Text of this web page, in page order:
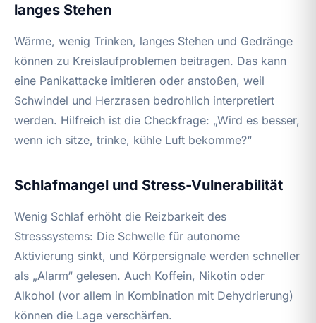
langes Stehen
Wärme, wenig Trinken, langes Stehen und Gedränge
können zu Kreislaufproblemen beitragen. Das kann
eine Panikattacke imitieren oder anstoßen, weil
Schwindel und Herzrasen bedrohlich interpretiert
werden. Hilfreich ist die Checkfrage: „Wird es besser,
wenn ich sitze, trinke, kühle Luft bekomme?“
Schlafmangel und Stress-Vulnerabilität
Wenig Schlaf erhöht die Reizbarkeit des
Stresssystems: Die Schwelle für autonome
Aktivierung sinkt, und Körpersignale werden schneller
als „Alarm“ gelesen. Auch Koffein, Nikotin oder
Alkohol (vor allem in Kombination mit Dehydrierung)
können die Lage verschärfen.